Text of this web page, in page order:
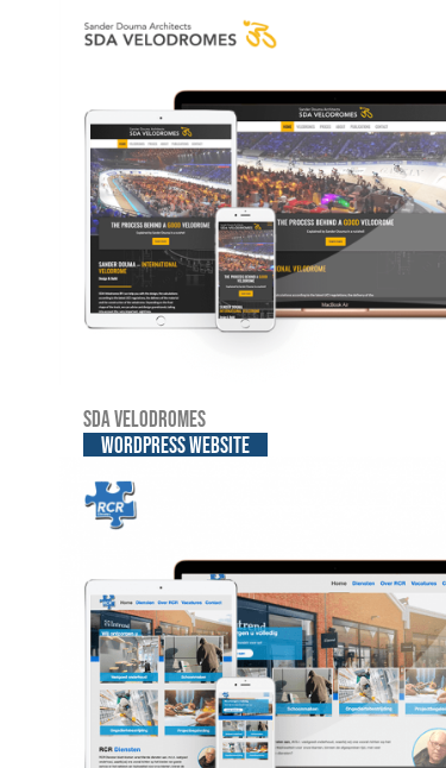
SDA Velodromes
WordPress website